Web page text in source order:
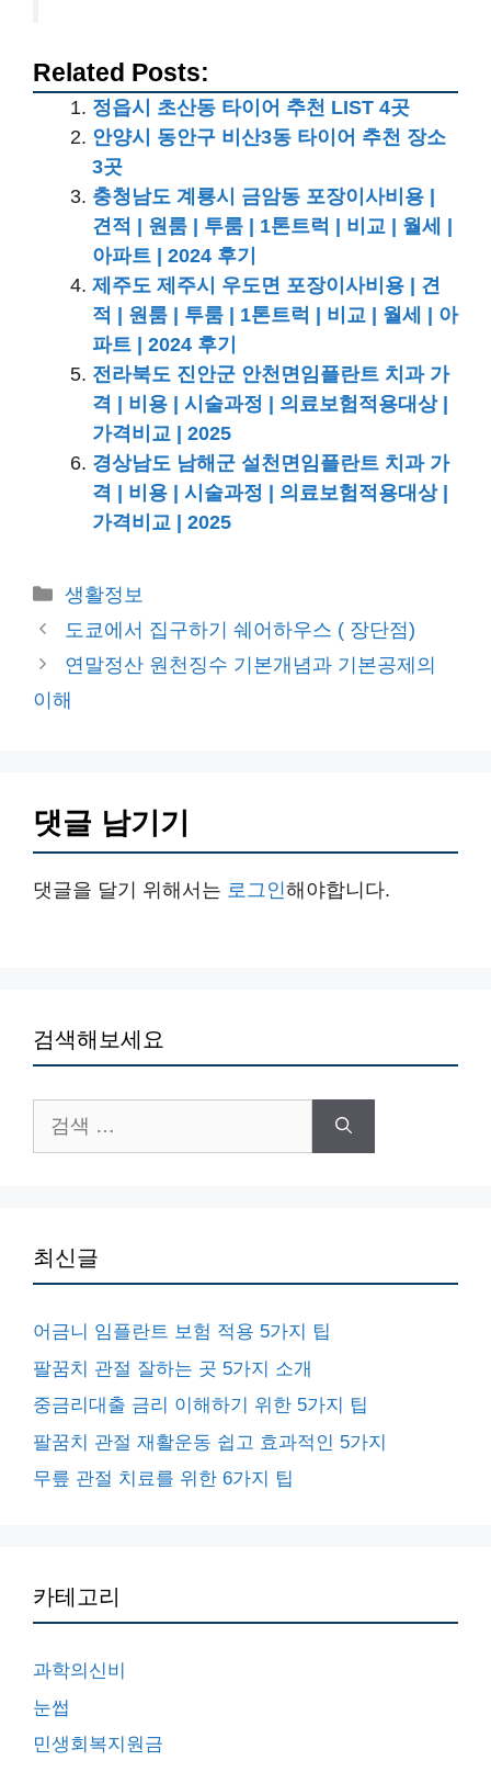
Related Posts:
정읍시 초산동 타이어 추천 LIST 4곳
안양시 동안구 비산3동 타이어 추천 장소
3곳
충청남도 계룡시 금암동 포장이사비용 |
견적 | 원룸 | 투룸 | 1톤트럭 | 비교 | 월세 |
아파트 | 2024 후기
제주도 제주시 우도면 포장이사비용 | 견
적 | 원룸 | 투룸 | 1톤트럭 | 비교 | 월세 | 아
파트 | 2024 후기
전라북도 진안군 안천면임플란트 치과 가
격 | 비용 | 시술과정 | 의료보험적용대상 |
가격비교 | 2025
경상남도 남해군 설천면임플란트 치과 가
격 | 비용 | 시술과정 | 의료보험적용대상 |
가격비교 | 2025
카
테
리
생활정보
도쿄에서 집구하기 쉐어하우스 ( 장단점)
연말정산 원천징수 기본개념과 기본공제의
이해
댓글 남기기
댓글을 달기 위해서는 로그인해야합니다.
검색해보세요
색:
최신글
어금니 임플란트 보험 적용 5가지 팁
팔꿈치 관절 잘하는 곳 5가지 소개
중금리대출 금리 이해하기 위한 5가지 팁
팔꿈치 관절 재활운동 쉽고 효과적인 5가지
무릎 관절 치료를 위한 6가지 팁
카테고리
과학의신비
눈썹
민생회복지원금